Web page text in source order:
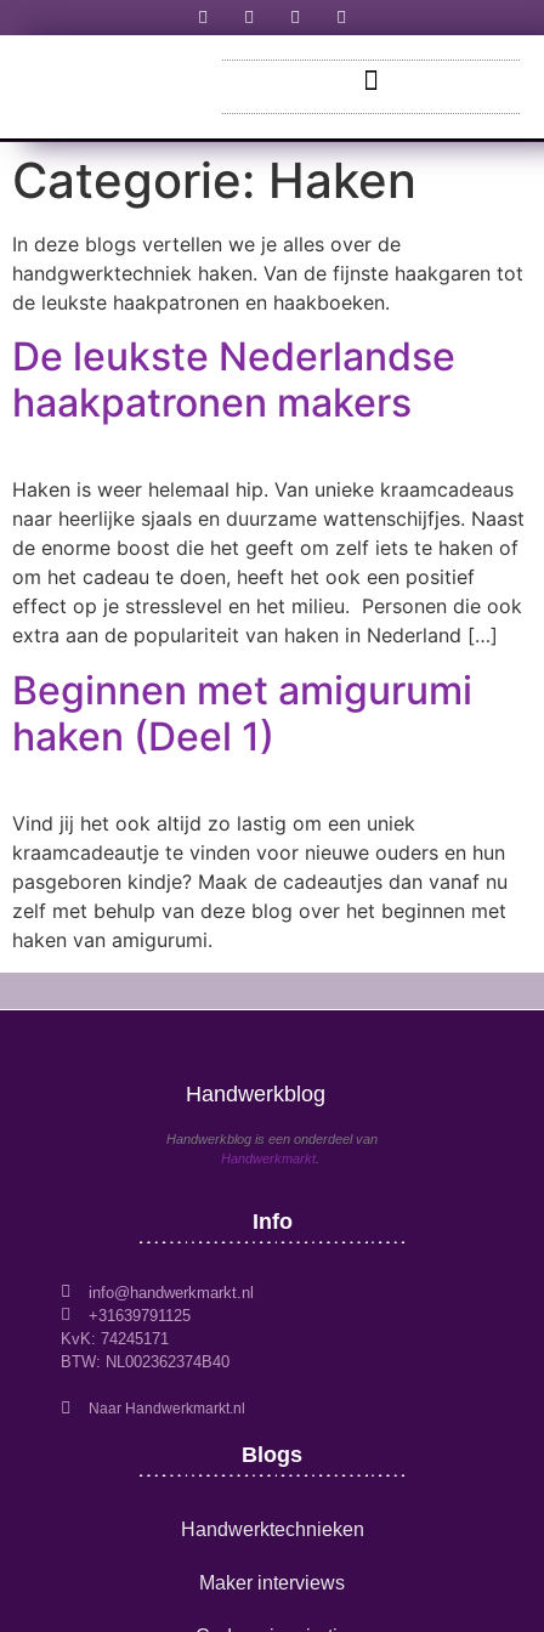
Categorie: Haken
In deze blogs vertellen we je alles over de
handgwerktechniek haken. Van de fijnste haakgaren tot
de leukste haakpatronen en haakboeken.
De leukste Nederlandse
haakpatronen makers
Haken is weer helemaal hip. Van unieke kraamcadeaus
naar heerlijke sjaals en duurzame wattenschijfjes. Naast
de enorme boost die het geeft om zelf iets te haken of
om het cadeau te doen, heeft het ook een positief
effect op je stresslevel en het milieu. Personen die ook
extra aan de populariteit van haken in Nederland […]
Beginnen met amigurumi
haken (Deel 1)
Vind jij het ook altijd zo lastig om een uniek
kraamcadeautje te vinden voor nieuwe ouders en hun
pasgeboren kindje? Maak de cadeautjes dan vanaf nu
zelf met behulp van deze blog over het beginnen met
haken van amigurumi.
Handwerkblog
Handwerkblog is een onderdeel van
Handwerkmarkt.
Info
info@handwerkmarkt.nl
+31639791125
KvK: 74245171
BTW: NL002362374B40
Naar Handwerkmarkt.nl
Blogs
Handwerktechnieken
Maker interviews